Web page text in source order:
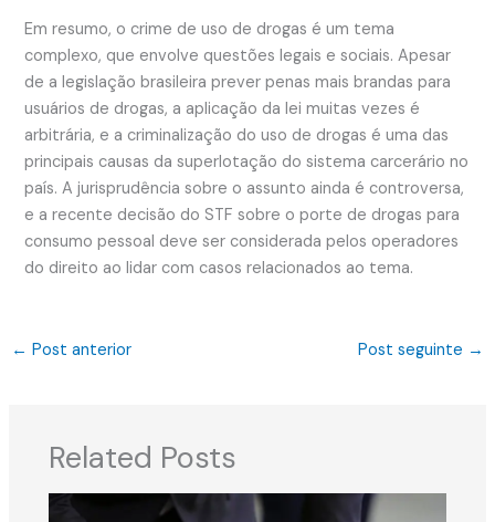
Em resumo, o crime de uso de drogas é um tema
complexo, que envolve questões legais e sociais. Apesar
de a legislação brasileira prever penas mais brandas para
usuários de drogas, a aplicação da lei muitas vezes é
arbitrária, e a criminalização do uso de drogas é uma das
principais causas da superlotação do sistema carcerário no
país. A jurisprudência sobre o assunto ainda é controversa,
e a recente decisão do STF sobre o porte de drogas para
consumo pessoal deve ser considerada pelos operadores
do direito ao lidar com casos relacionados ao tema.
← Post anterior Post seguinte →
Related Posts